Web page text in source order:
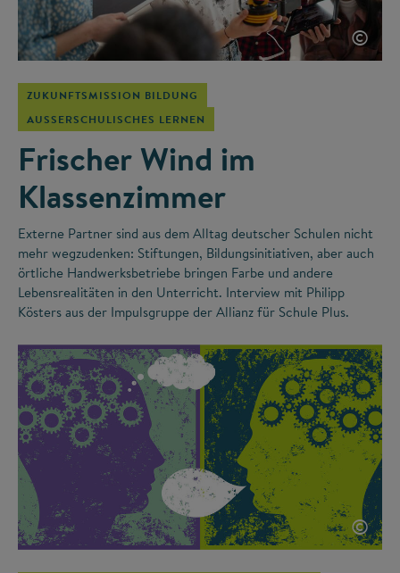
©
ZUKUNFTSMISSION BILDUNG
AUSSERSCHULISCHES LERNEN
Frischer Wind im
Klassenzimmer
Externe Partner sind aus dem Alltag deutscher Schulen nicht
mehr wegzudenken: Stiftungen, Bildungsinitiativen, aber auch
örtliche Handwerksbetriebe bringen Farbe und andere
Lebensrealitäten in den Unterricht. Interview mit Philipp
Kösters aus der Impulsgruppe der Allianz für Schule Plus.
©